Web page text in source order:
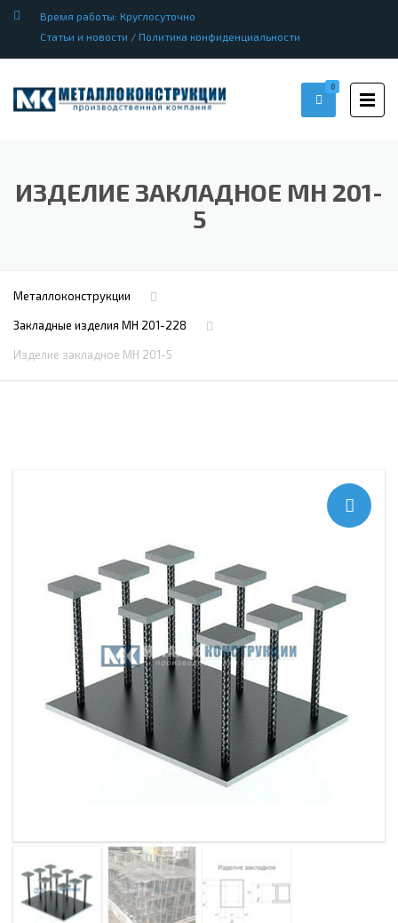
Время работы: Круглосуточно
Статьи и новости / Политика конфиденциальности
0
ИЗДЕЛИЕ ЗАКЛАДНОЕ МН 201-
5
Металлоконструкции
Закладные изделия МН 201-228
Изделие закладное МН 201-5